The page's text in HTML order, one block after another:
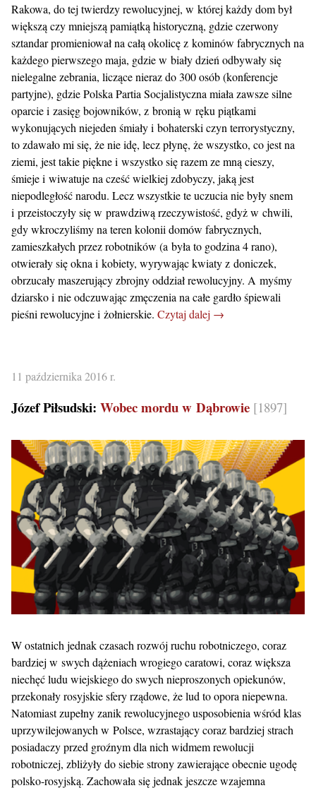
Rakowa, do tej twierdzy rewolucyjnej, w której każdy dom był
większą czy mniejszą pamiątką historyczną, gdzie czerwony
sztandar promieniował na całą okolicę z kominów fabrycznych na
każdego pierwszego maja, gdzie w biały dzień odbywały się
nielegalne zebrania, liczące nieraz do 300 osób (konferencje
partyjne), gdzie Polska Partia Socjalistyczna miała zawsze silne
oparcie i zasięg bojowników, z bronią w ręku piątkami
wykonujących niejeden śmiały i bohaterski czyn terrorystyczny,
to zdawało mi się, że nie idę, lecz płynę, że wszystko, co jest na
ziemi, jest takie piękne i wszystko się razem ze mną cieszy,
śmieje i wiwatuje na cześć wielkiej zdobyczy, jaką jest
niepodległość narodu. Lecz wszystkie te uczucia nie były snem
i przeistoczyły się w prawdziwą rzeczywistość, gdyż w chwili,
gdy wkroczyliśmy na teren kolonii domów fabrycznych,
zamieszkałych przez robotników (a była to godzina 4 rano),
otwierały się okna i kobiety, wyrywając kwiaty z doniczek,
obrzucały maszerujący zbrojny oddział rewolucyjny. A myśmy
dziarsko i nie odczuwając zmęczenia na całe gardło śpiewali
pieśni rewolucyjne i żołnierskie. Czytaj dalej →
11 października 2016 r.
Józef Piłsudski: Wobec mordu w Dąbrowie [1897]
W ostatnich jednak czasach rozwój ruchu robotniczego, coraz
bardziej w swych dążeniach wrogiego caratowi, coraz większa
niechęć ludu wiejskiego do swych nieproszonych opiekunów,
przekonały rosyjskie sfery rządowe, że lud to opora niepewna.
Natomiast zupełny zanik rewolucyjnego usposobienia wśród klas
uprzywilejowanych w Polsce, wzrastający coraz bardziej strach
posiadaczy przed groźnym dla nich widmem rewolucji
robotniczej, zbliżyły do siebie strony zawierające obecnie ugodę
polsko-rosyjską. Zachowała się jednak jeszcze wzajemna